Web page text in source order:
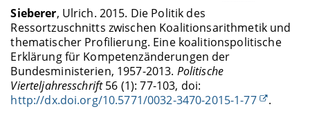
Sieberer, Ulrich. 2015. Die Politik des
Ressortzuschnitts zwischen Koalitionsarithmetik und
thematischer Profilierung. Eine koalitionspolitische
Erklärung für Kompetenzänderungen der
Bundesministerien, 1957-2013. Politische
Vierteljahresschrift56 (1): 77-103, doi:
http://dx.doi.org/10.5771/0032-3470-2015-1-77
.